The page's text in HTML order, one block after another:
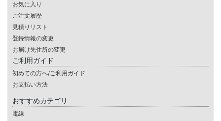
お気に入り
ご注文履歴
見積りリスト
登録情報の変更
お届け先住所の変更
ご利用ガイド
初めての方へ/ご利用ガイド
お支払い方法
おすすめカテゴリ
電線